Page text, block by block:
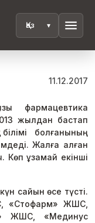
menu
11.12.2017
фармацевтика
жылдан бастап
болғанының
Жалға алған
Көп ұзамай екінші
сайын өсе түсті.
«Стофарм» ЖШС,
ЖШС, «Мединус